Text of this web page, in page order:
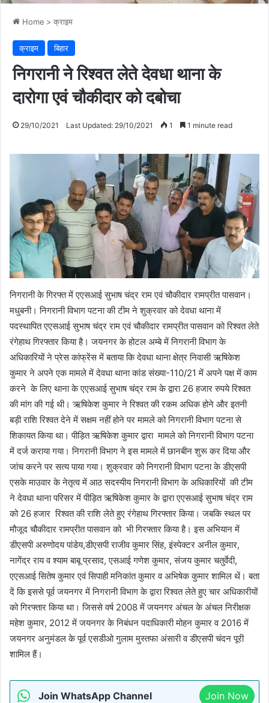
Home > क्राइम
क्राइम बिहार
निगरानी ने रिश्वत लेते देवधा थाना के
दारोगा एवं चौकीदार को दबोचा
29/10/2021 Last Updated: 29/10/2021 1 1 minute read
निगरानी के गिरफ्त में एएसआई सुभाष चंद्र राम एवं चौकीदार रामप्रीत पासवान।
मधुबनी। निगरानी विभाग पटना की टीम ने शुक्रवार को देवधा थाना में
पदस्थापित एएसआई सुभाष चंद्र राम एवं चौकीदार रामप्रीत पासवान को रिश्वत लेते
रंगेहाथ गिरफ्तार किया है। जयनगर के होटल अम्बे में निगरानी विभाग के
अधिकारियों ने प्रेस कांफ्रेंस में बताया कि देवधा थाना क्षेत्र निवासी ऋषिकेश
कुमार ने अपने एक मामले में देवधा थाना कांड संख्या-110/21 में अपने पक्ष में काम
करने के लिए थाना के एएसआई सुभाष चंद्र राम के द्वारा 26 हजार रुपये रिश्वत
की मांग की गई थी। ऋषिकेश कुमार ने रिश्वत की रकम अधिक होने और इतनी
बड़ी राशि रिश्वत देने में सक्षम नहीं होने पर मामले को निगरानी विभाग पटना से
शिकायत किया था। पीड़ित ऋषिकेश कुमार द्वारा मामले को निगरानी विभाग पटना
में दर्ज कराया गया। निगरानी विभाग ने इस मामले में छानबीन शुरू कर दिया और
जांच करने पर सत्य पाया गया। शुक्रवार को निगरानी विभाग पटना के डीएसपी
एसके माउवार के नेतृत्व में आठ सदस्यीय निगरानी विभाग के अधिकारियों की टीम
ने देवधा थाना परिसर में पीड़ित ऋषिकेश कुमार के द्वारा एएसआई सुभाष चंद्र राम
को 26 हजार रिश्वत की राशि लेते हुए रंगेहाथ गिरफ्तार किया। जबकि स्थल पर
मौजूद चौकीदार रामप्रीत पासवान को भी गिरफ्तार किया है। इस अभियान में
डीएसपी अरुणोदय पांडेय,डीएसपी राजीव कुमार सिंह, इंस्पेक्टर अनील कुमार,
नागेंद्र राय व श्याम बाबू प्रसाद, एसआई गणेश कुमार, संजय कुमार चतुर्वेदी,
एएसआई सितेष कुमार एवं सिपाही मनिकांत कुमार व अभिषेक कुमार शामिल थें। बता
दें कि इससे पूर्व जयनगर में निगरानी विभाग के द्वारा रिश्वत लेते हुए चार अधिकारीयों
को गिरफ्तार किया था। जिससे वर्ष 2008 में जयनगर अंचल के अंचल निरीक्षक
महेश कुमार, 2012 में जयनगर के निबंधन पदाधिकारी मोहन कुमार व 2016 में
जयनगर अनुमंडल के पूर्व एसडीओ गुलाम मुस्तफा अंसारी व डीएसपी चंदन पूरी
शामिल हैं।
Join WhatsApp Channel Join Now